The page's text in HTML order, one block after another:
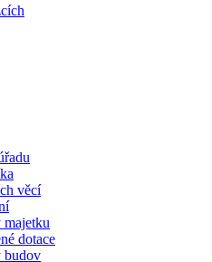
věcí
majetku
dotace
budov